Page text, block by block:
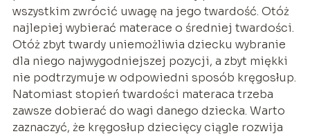
wszystkim zwrócić uwagę na jego twardość. Otóż
najlepiej wybierać materace o średniej twardości.
Otóż zbyt twardy uniemożliwia dziecku wybranie
dla niego najwygodniejszej pozycji, a zbyt miękki
nie podtrzymuje w odpowiedni sposób kręgosłup.
Natomiast stopień twardości materaca trzeba
zawsze dobierać do wagi danego dziecka. Warto
zaznaczyć, że kręgosłup dziecięcy ciągle rozwija